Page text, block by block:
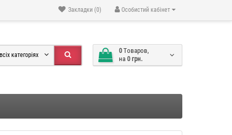
Особистий кабінет
Закладки (0)
0 Tоваров,
на 0 грн.
категоріях